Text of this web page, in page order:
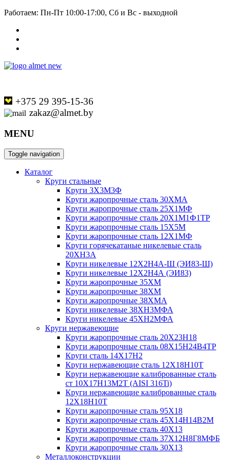
Работаем: Пн-Пт 10:00-17:00, Сб и Вс - выходной
+375 29 395-15-36
zakaz@almet.by
MENU
Toggle navigation
Каталог
Круги стальные
Круги 3Х3М3Ф
Круги жаропрочные сталь 30ХМА
Круги жаропрочные сталь 25Х1МФ
Круги жаропрочные сталь 20Х1М1Ф1ТР
Круги жаропрочные сталь 15Х5М
Круги жаропрочные сталь 12Х1МФ
Круги горячекатаные никелевые сталь
20ХН3А
Круги никелевые 12Х2Н4А-Ш (ЭИ83-Ш)
Круги никелевые 12Х2Н4А (ЭИ83)
Круги жаропрочные 35ХМ
Круги жаропрочные 38ХМ
Круги жаропрочные 38ХМА
Круги никелевые 38XH3MФА
Круги никелевые 45ХН2МФА
Круги нержавеющие
Круги жаропрочные сталь 20Х23Н18
Круги жаропрочные сталь 08Х15Н24В4ТР
Круги сталь 14Х17Н2
Круги нержавеющие сталь 12Х18Н10Т
Круги нержавеющие калиброванные сталь
ст 10Х17Н13М2Т (AISI 316Ti)
Круги нержавеющие калиброванные сталь
12Х18Н10Т
Круги жаропрочные сталь 95Х18
Круги жаропрочные сталь 45Х14Н14В2М
Круги жаропрочные сталь 40Х13
Круги жаропрочные сталь 37Х12Н8Г8МФБ
Круги жаропрочные сталь 30Х13
Металлоконструкции